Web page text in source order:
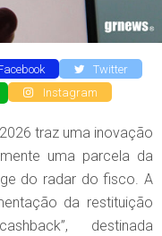
Twitter
Instagram
traz uma inovação
uma parcela da
do radar do fisco. A
da restituição
destinada